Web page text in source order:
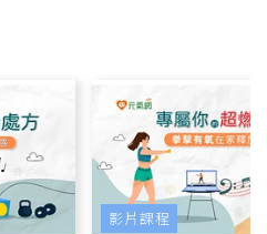
影片課程